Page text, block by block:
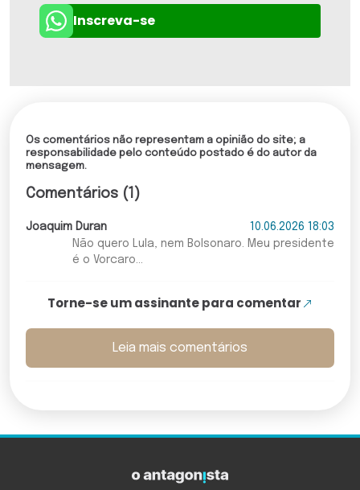
Inscreva-se
Os comentários não representam a opinião do site; a
responsabilidade pelo conteúdo postado é do autor da
mensagem.
Comentários (1)
Joaquim Duran
10.06.2026 18:03
Não quero Lula, nem Bolsonaro. Meu presidente
é o Vorcaro...
Torne-se um assinante para comentar
Leia mais comentários